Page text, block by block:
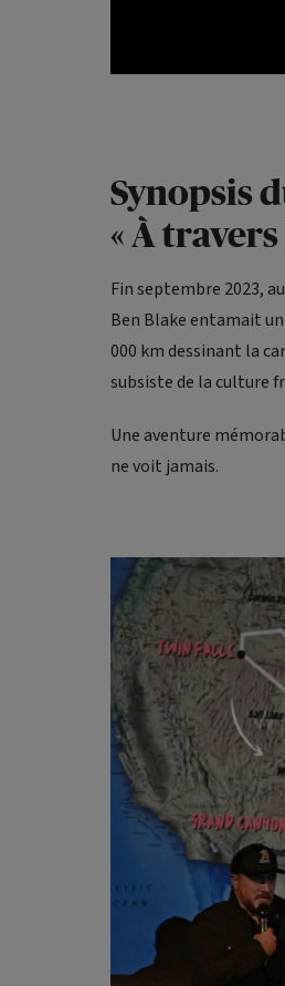
Synopsis
« À
Fin septembre 2023,
Ben Blake entamait un
000 km dessinant la
subsiste de la culture
Une aventure
ne voit jamais.